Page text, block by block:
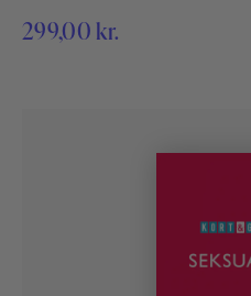
299,00 kr.